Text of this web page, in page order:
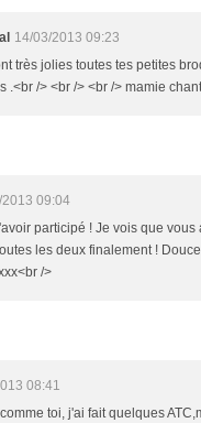
14/03/2013 09:23
très jolies toutes tes petites
.<br /> <br /> <br /> mamie
2013 09:04
participé ! Je vois que vous
les deux finalement !
/>
08:41
toi, j'ai fait quelques